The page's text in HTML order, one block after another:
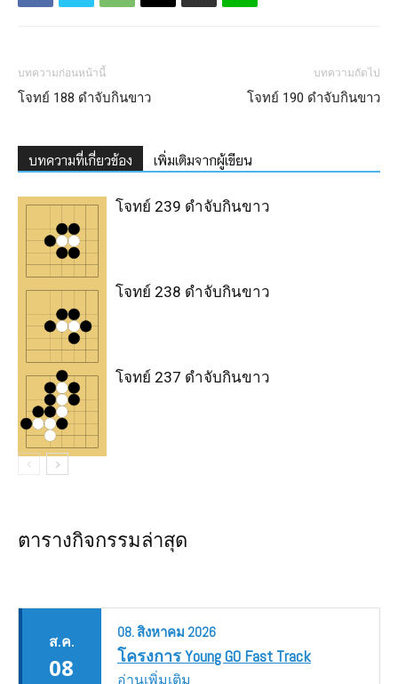
บทความก่อนหน้านี้
โจทย์ 188 ดำจับกินขาว
บทความถัดไป
โจทย์ 190 ดำจับกินขาว
บทความที่เกี่ยวข้อง เพิ่มเติมจากผู้เขียน
โจทย์ 239 ดำจับกินขาว
โจทย์ 238 ดำจับกินขาว
โจทย์ 237 ดำจับกินขาว
ตารางกิจกรรมล่าสุด
ส.ค.
08
08.สิงหาคม 2026
โครงการ Young GO Fast Track
อ่านเพิ่มเติม